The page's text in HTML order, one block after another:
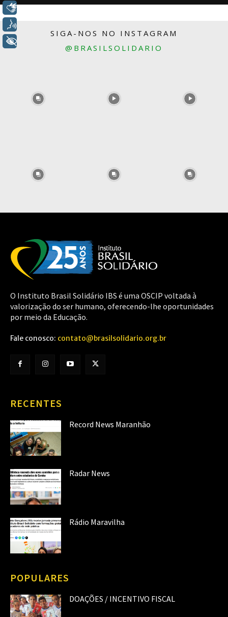
SIGA-NOS NO INSTAGRAM
@BRASILSOLIDARIO
O Instituto Brasil Solidário IBS é uma OSCIP voltada à
valorização do ser humano, oferecendo-lhe oportunidades
por meio da Educação.
Fale conosco: contato@brasilsolidario.org.br
RECENTES
Record News Maranhão
Radar News
Rádio Maravilha
POPULARES
DOAÇÕES / INCENTIVO FISCAL
Libras